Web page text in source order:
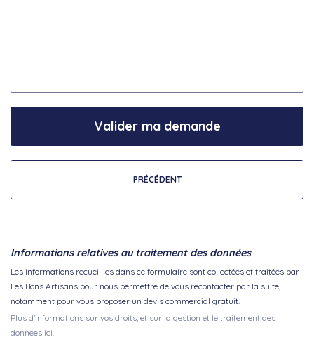
PRÉCÉDENT
Valider ma demande
Informations relatives au traitement des données
Les informations recueillies dans ce formulaire sont collectées et traitées par
Les Bons Artisans pour nous permettre de vous recontacter par la suite,
notamment pour vous proposer un devis commercial gratuit.
Plus d'informations sur vos droits, et sur la gestion et le traitement des
données ici.